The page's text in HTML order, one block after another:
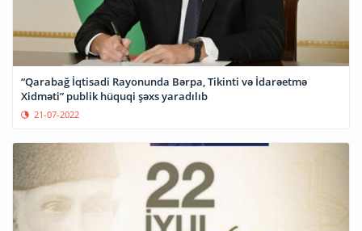
“Qarabağ İqtisadi Rayonunda Bərpa, Tikinti və İdarəetmə
Xidməti” publik hüquqi şəxs yaradılıb
21-07-2022